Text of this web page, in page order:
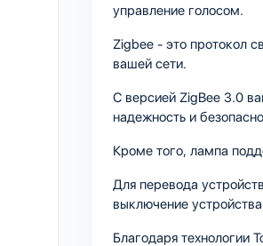
управление голосом.
Zigbee - это протокол
вашей сети.
С версией ZigBee 3.0
надежность и
Кроме того, лампа
Для перевода
выключение
Благодаря технологии